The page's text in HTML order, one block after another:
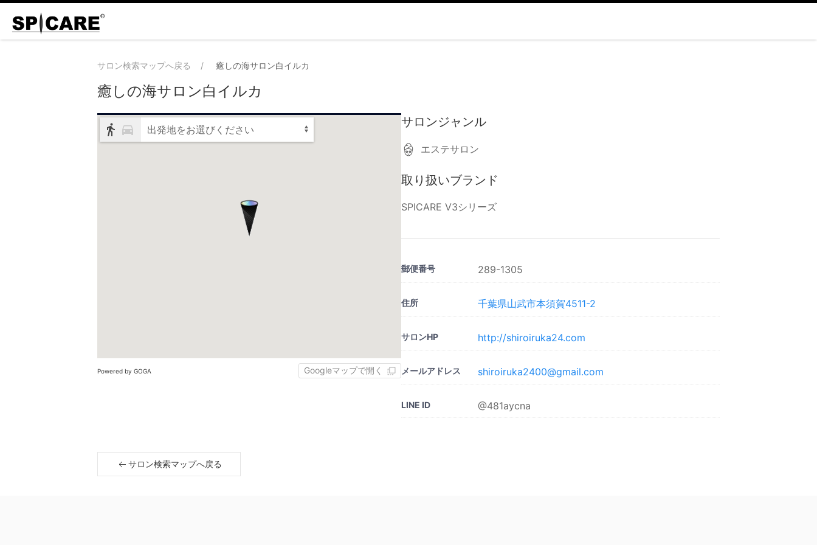
サロン検索マップへ戻る 癒しの海サロン白イルカ
癒しの海サロン白イルカ
出発地をお選びください
Powered by GOGA Googleマップで開く
サロンジャンル
エステサロン
取り扱いブランド
SPICARE V3シリーズ
郵便番号 289-1305
住所 千葉県山武市本須賀4511-2
サロンHP http://shiroiruka24.com
メールアドレス shiroiruka2400@gmail.com
LINE ID @481aycna
サロン検索マップへ戻る